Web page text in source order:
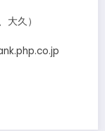
久）